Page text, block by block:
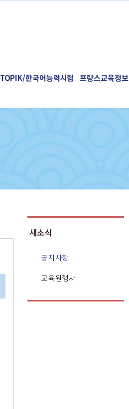
TOPIK/한국어능력시험 프랑스교육정보
새소식
공지사항
교육원행사